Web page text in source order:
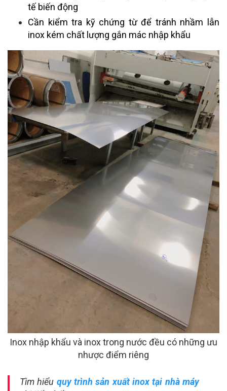
tế biến động
Cần kiểm tra kỹ chứng từ để tránh nhầm lẫn
inox kém chất lượng gắn mác nhập khẩu
Inox nhập khẩu và inox trong nước đều có những ưu
nhược điểm riêng
Tìm hiểu quy trình sản xuất inox tại nhà máy